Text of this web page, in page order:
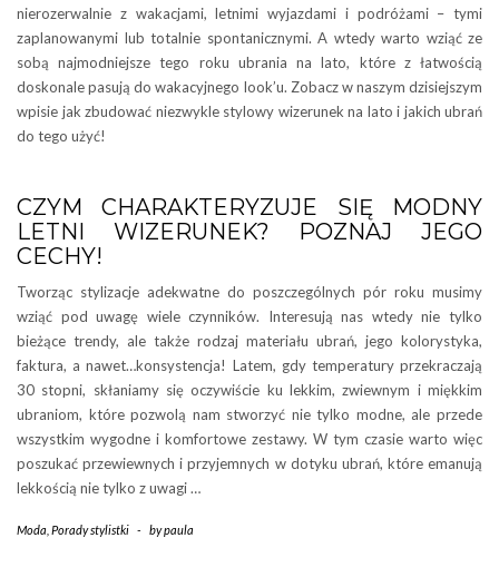
nierozerwalnie z wakacjami, letnimi wyjazdami i podróżami – tymi
zaplanowanymi lub totalnie spontanicznymi. A wtedy warto wziąć ze
sobą najmodniejsze tego roku ubrania na lato, które z łatwością
doskonale pasują do wakacyjnego look’u. Zobacz w naszym dzisiejszym
wpisie jak zbudować niezwykle stylowy wizerunek na lato i jakich ubrań
do tego użyć!
CZYM CHARAKTERYZUJE SIĘ MODNY
LETNI WIZERUNEK? POZNAJ JEGO
CECHY!
Tworząc stylizacje adekwatne do poszczególnych pór roku musimy
wziąć pod uwagę wiele czynników. Interesują nas wtedy nie tylko
bieżące trendy, ale także rodzaj materiału ubrań, jego kolorystyka,
faktura, a nawet…konsystencja! Latem, gdy temperatury przekraczają
30 stopni, skłaniamy się oczywiście ku lekkim, zwiewnym i miękkim
ubraniom, które pozwolą nam stworzyć nie tylko modne, ale przede
wszystkim wygodne i komfortowe zestawy. W tym czasie warto więc
poszukać przewiewnych i przyjemnych w dotyku ubrań, które emanują
lekkością nie tylko z uwagi …
Moda Porady stylistki - bypaula